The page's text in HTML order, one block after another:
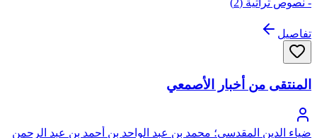
- نصوص تراثية (2)
تفاصيل
المنتقى من أخبار الأصمعي
ضياء الدين المقدسي؛ محمد بن عبد الواحد بن أحمد بن عبد الرحمن